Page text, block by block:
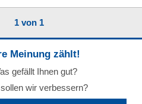
1 von 1
Meinung zählt!
gefällt Ihnen gut?
wir verbessern?